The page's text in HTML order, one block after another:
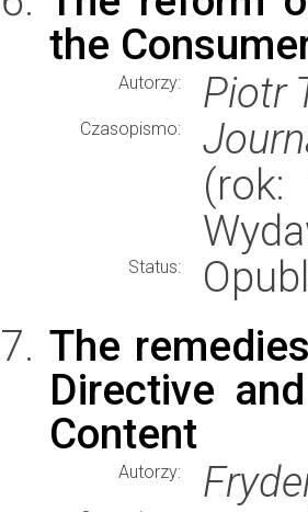
the
Autorzy: Piotr
Czasopismo:
Status:
The
Directive
Content
Autorzy: